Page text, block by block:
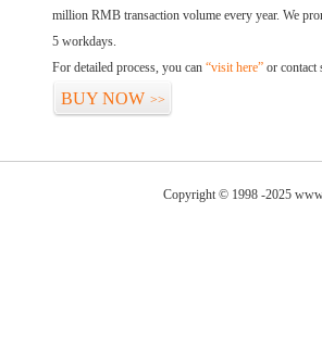
million RMB transaction volume every year. We
5 workdays.
For detailed process, you can “visit here” or contact
BUY NOW >>
Copyright © 1998 -2025